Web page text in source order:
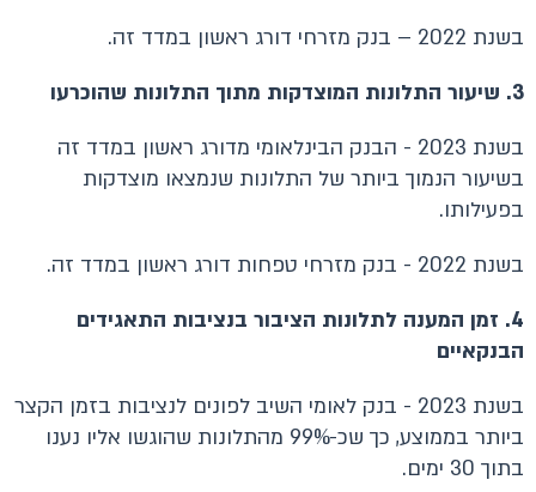
בשנת 2022 – בנק מזרחי דורג ראשון במדד זה.
3. שיעור התלונות המוצדקות מתוך התלונות שהוכרעו
בשנת 2023 - הבנק הבינלאומי מדורג ראשון במדד זה
בשיעור הנמוך ביותר של התלונות שנמצאו מוצדקות
בפעילותו.
בשנת 2022 - בנק מזרחי טפחות דורג ראשון במדד זה.
4. זמן המענה לתלונות הציבור בנציבות התאגידים
הבנקאיים
בשנת 2023 - בנק לאומי השיב לפונים לנציבות בזמן הקצר
ביותר בממוצע, כך שכ-99% מהתלונות שהוגשו אליו נענו
בתוך 30 ימים.